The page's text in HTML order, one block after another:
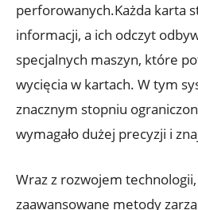
perforowanych.Każda karta
informacji, a ich odczyt
specjalnych maszyn,‍ które‍
⁤wycięcia w kartach. W tym
znacznym stopniu
wymagało dużej ‍precyzji i
Wraz z rozwojem
⁢zaawansowane metody​